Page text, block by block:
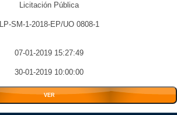
Licitación Pública
LP-SM-1-2018-EP/UO 0808-1
07-01-2019 15:27:49
30-01-2019 10:00:00
VER